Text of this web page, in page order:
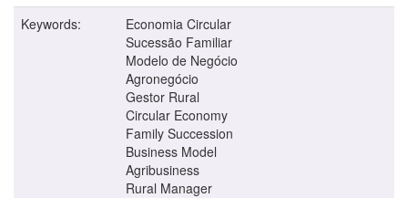
Keywords:
Economia Circular
Sucessão Familiar
Modelo de Negócio
Agronegócio
Gestor Rural
Circular Economy
Family Succession
Business Model
Agribusiness
Rural Manager